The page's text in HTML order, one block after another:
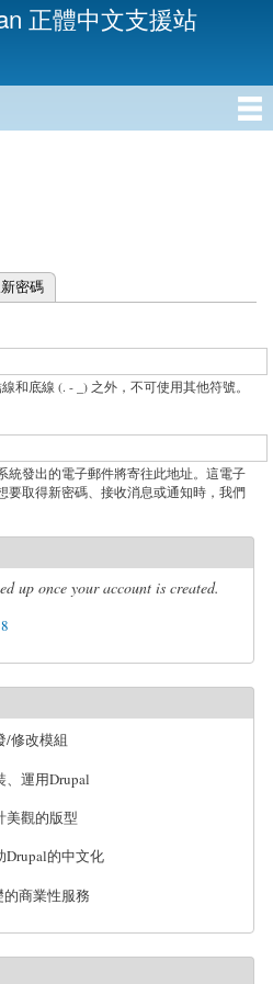
正體中文支援站
密碼
和底線 (. - _) 之外，不可使用其他符號。
統發出的電子郵件將寄往此地址。這電子
要取得新密碼、接收消息或通知時，我們
up once your account is created.
/修改模組
運用Drupal
美觀的版型
Drupal的中文化
商業性服務